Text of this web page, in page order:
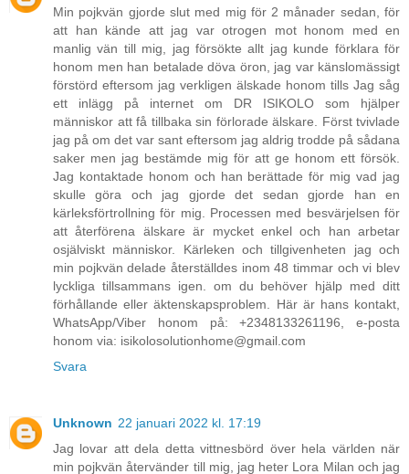
Min pojkvän gjorde slut med mig för 2 månader sedan, för
att han kände att jag var otrogen mot honom med en
manlig vän till mig, jag försökte allt jag kunde förklara för
honom men han betalade döva öron, jag var känslomässigt
förstörd eftersom jag verkligen älskade honom tills Jag såg
ett inlägg på internet om DR ISIKOLO som hjälper
människor att få tillbaka sin förlorade älskare. Först tvivlade
jag på om det var sant eftersom jag aldrig trodde på sådana
saker men jag bestämde mig för att ge honom ett försök.
Jag kontaktade honom och han berättade för mig vad jag
skulle göra och jag gjorde det sedan gjorde han en
kärleksförtrollning för mig. Processen med besvärjelsen för
att återförena älskare är mycket enkel och han arbetar
osjälviskt människor. Kärleken och tillgivenheten jag och
min pojkvän delade återställdes inom 48 timmar och vi blev
lyckliga tillsammans igen. om du behöver hjälp med ditt
förhållande eller äktenskapsproblem. Här är hans kontakt,
WhatsApp/Viber honom på: +2348133261196, e-posta
honom via: isikolosolutionhome@gmail.com
Svara
Unknown 22 januari 2022 kl. 17:19
Jag lovar att dela detta vittnesbörd över hela världen när
min pojkvän återvänder till mig, jag heter Lora Milan och jag